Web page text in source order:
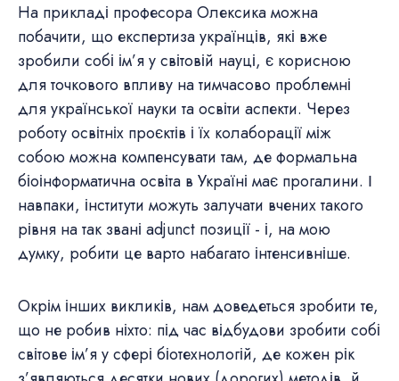
На прикладі професора Олексика можна
побачити, що експертиза українців, які вже
зробили собі ім’я у світовій науці, є корисною
для точкового впливу на тимчасово проблемні
для української науки та освіти аспекти. Через
роботу освітніх проєктів і їх колаборації між
собою можна компенсувати там, де формальна
біоінформатична освіта в Україні має прогалини. І
навпаки, інститути можуть залучати вчених такого
рівня на так звані adjunct позиції - і, на мою
думку, робити це варто набагато інтенсивніше.
Окрім інших викликів, нам доведеться зробити те,
що не робив ніхто: під час відбудови зробити собі
світове ім’я у сфері біотехнологій, де кожен рік